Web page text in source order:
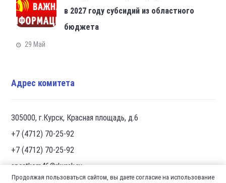
в 2027 году субсидий из областного
бюджета
29 Май
Адрес комитета
305000, г.Курск, Красная площадь, д.6
+7 (4712) 70-25-92
+7 (4712) 70-25-92
sportkom46@rkursk.ru
Продолжая пользоваться сайтом, вы даете согласие на использование